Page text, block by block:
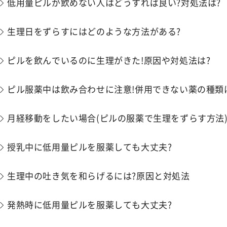
生理日をずらすにはどのような方法がある?
ピルを飲んでいるのに生理がきた!原因や対処法は?
ピル服薬中は飲み合わせに注意!併用できない薬の種類
月経移動をしたい場合(ピルの服薬で生理をずらす方法
授乳中に低用量ピルを服薬しても大丈夫?
生理中の吐き気を和らげるには?原因と対処法
発熱時に低用量ピルを服薬しても大丈夫?